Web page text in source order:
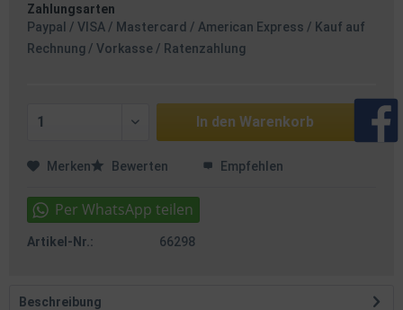
Zahlungsarten
Paypal / VISA / Mastercard / American Express / Kauf auf
Rechnung / Vorkasse / Ratenzahlung
In den Warenkorb
Merken Bewerten Empfehlen
Artikel-Nr.: 66298
Beschreibung